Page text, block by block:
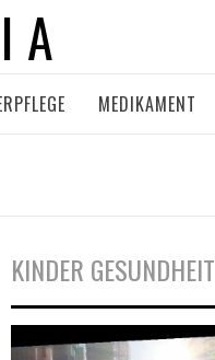
MEDIKAMENT
KINDER GESUNDHEIT